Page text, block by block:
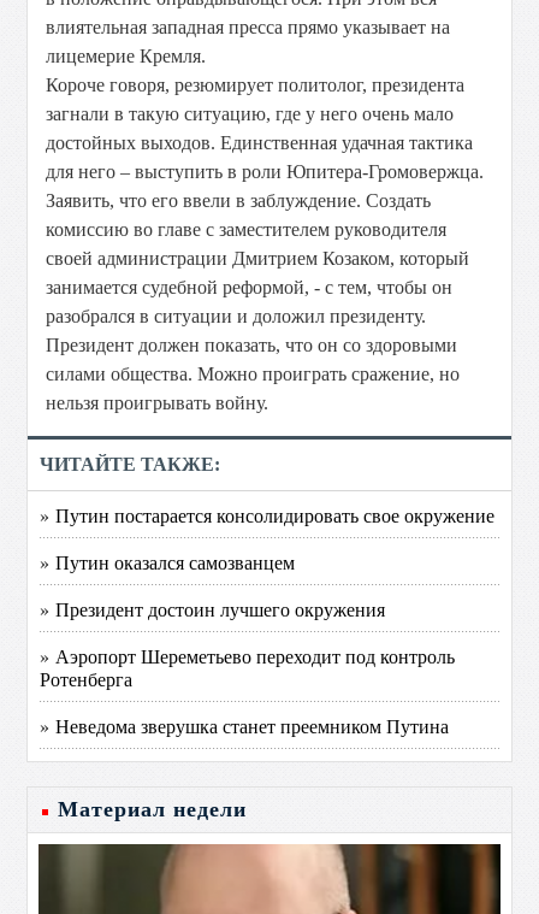
влиятельная западная пресса прямо указывает на
лицемерие Кремля.
Короче говоря, резюмирует политолог, президента
загнали в такую ситуацию, где у него очень мало
достойных выходов. Единственная удачная тактика
для него – выступить в роли Юпитера-Громовержца.
Заявить, что его ввели в заблуждение. Создать
комиссию во главе с заместителем руководителя
своей администрации Дмитрием Козаком, который
занимается судебной реформой, - с тем, чтобы он
разобрался в ситуации и доложил президенту.
Президент должен показать, что он со здоровыми
силами общества. Можно проиграть сражение, но
нельзя проигрывать войну.
ЧИТАЙТЕ ТАКЖЕ:
» Путин постарается консолидировать свое окружение
» Путин оказался самозванцем
» Президент достоин лучшего окружения
» Аэропорт Шереметьево переходит под контроль
Ротенберга
» Неведома зверушка станет преемником Путина
Материал недели